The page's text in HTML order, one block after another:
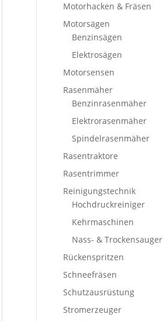
Motorhacken & Fräsen
Motorsägen
Benzinsägen
Elektrosägen
Motorsensen
Rasenmäher
Benzinrasenmäher
Elektrorasenmäher
Spindelrasenmäher
Rasentraktore
Rasentrimmer
Reinigungstechnik
Hochdruckreiniger
Kehrmaschinen
Nass- & Trockensauger
Rückenspritzen
Schneefräsen
Schutzausrüstung
Stromerzeuger